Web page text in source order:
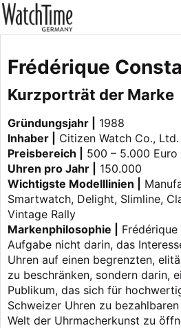
Frédérique
Kurzporträt der Marke
Gründungsjahr |
1988
Inhaber |
Citizen Watch Co., Ltd.
Preisbereich |
500 – 5.000 Euro
Uhren pro Jahr |
150.000
Wichtigste Modelllinien |
Smartwatch, Delight, Slimline,
Vintage Rally
Markenphilosophie |
Aufgabe nicht darin, das
Uhren auf einen begrenzten,
zu ­beschränken, sondern darin,
Publikum, das sich für
Schweizer Uhren zu
Welt der Uhrmacherkunst zu